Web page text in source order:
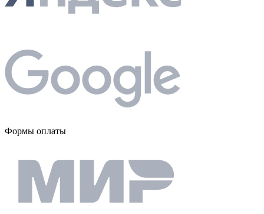
Формы оплаты